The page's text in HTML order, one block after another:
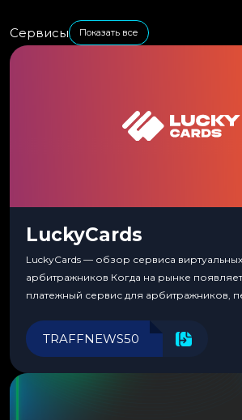
Сервисы Показать все
LuckyCards
LuckyCards — обзор сервиса
арбитражников Когда на рынке
платежный сервис для арбитражников,
перестаешь воспринимать всерьез
пока тот не докажет обратное делом.
TRAFFNEWS50